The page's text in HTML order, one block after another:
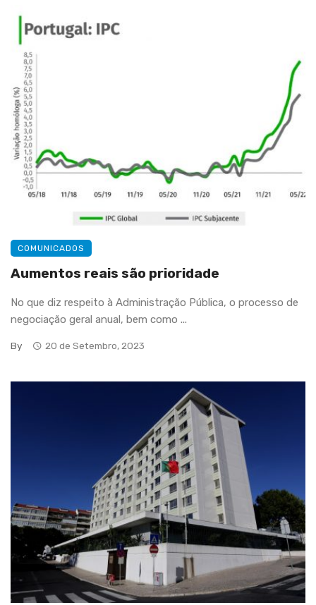
COMUNICADOS
Aumentos reais são prioridade
No que diz respeito à Administração Pública, o processo de
negociação geral anual, bem como ...
By 20 de Setembro, 2023